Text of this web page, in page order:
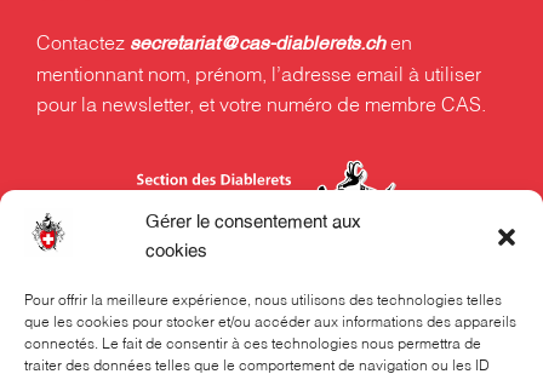
Gérer le consentement aux
cookies
Pour offrir la meilleure expérience, nous utilisons des technologies telles
que les cookies pour stocker et/ou accéder aux informations des appareils
connectés. Le fait de consentir à ces technologies nous permettra de
traiter des données telles que le comportement de navigation ou les ID
Contactez secretariat@cas-diablerets.chen
mentionnant nom, prénom, l’adresse email à utiliser
pour la newsletter, et votre numéro de membre CAS.
Section des Diablerets du Club Alpin Suisse CAS
Rue Beau-Séjour 24